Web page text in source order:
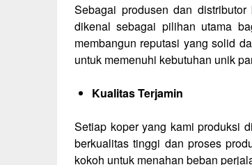
Sebagai produsen dan
dikenal sebagai pilihan utama
membangun reputasi yang solid
untuk memenuhi kebutuhan unik
Kualitas Terjamin
Setiap koper yang kami produksi
berkualitas tinggi dan proses
kokoh untuk menahan beban